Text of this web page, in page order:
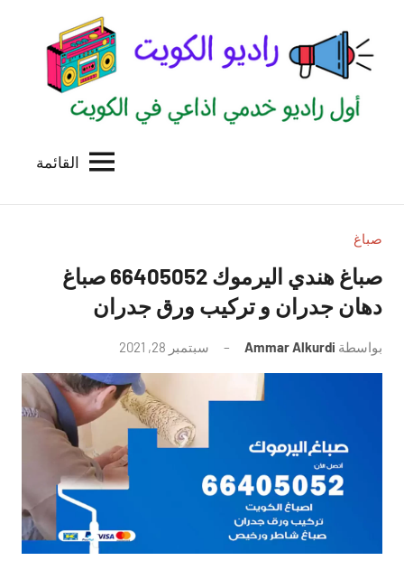
المحتوى
الكويت
للاعلانات
بالكويت
القائمة
صباغ
صباغ هندي اليرموك 66405052 صباغ
دهان جدران و تركيب ورق جدران
بواسطة Ammar Alkurdi سبتمبر 28, 2021
توجد
تعليقات